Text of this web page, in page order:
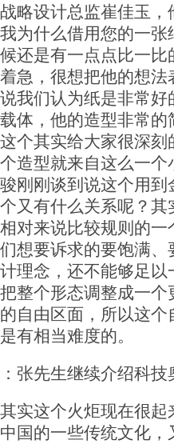
略设计总监崔佳玉
为什么借用您的一
还是有一点点比一
急，很想把他的想
我们认为纸是非常
体，他的造型非常
个其实给大家很深
造型就来自这么一
刚刚谈到说这个用
又有什么关系呢？
对来说比较规则的
想要诉求的要饱满
理念，还不能够足
整个形态调整成一
自由区面，所以这
有相当难度的。
先生继续介绍科技
这个火炬现在很起
国的一些传统文化